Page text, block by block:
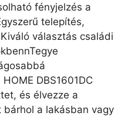
fényjelzés a
telepítés,
választás családi
DBS1601DC
és élvezze a
a lakásban vagy